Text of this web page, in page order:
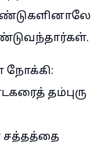
நோக்கி:
தம்புரு
சத்தத்தை